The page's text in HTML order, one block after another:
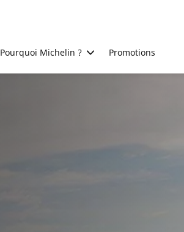
Pourquoi Michelin ? Promotions